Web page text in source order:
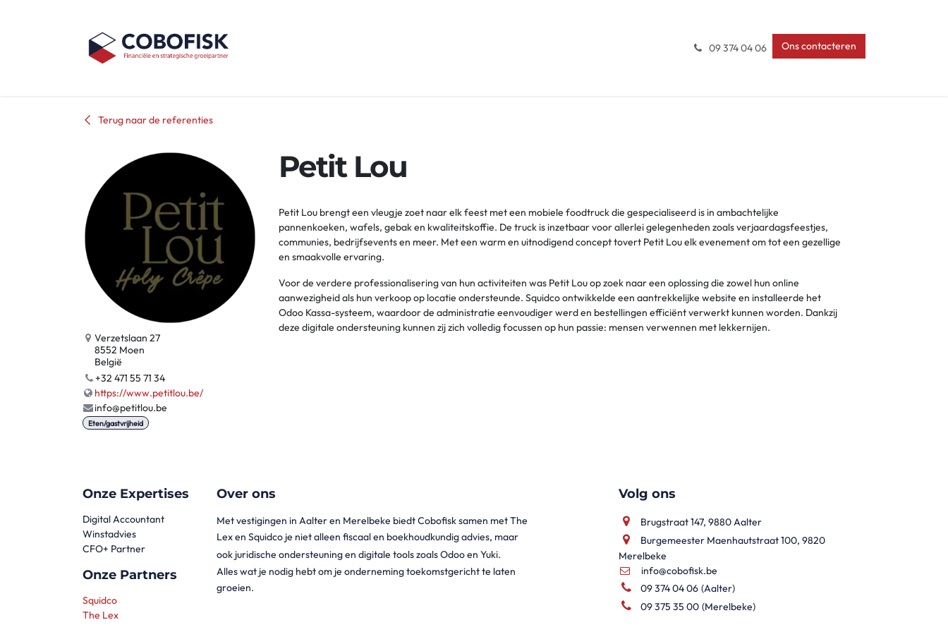
09 374 04 06 Ons contacteren
Terug naar de referenties
Verzetslaan 27
8552 Moen
België
+32 471 55 71 34
https://www.petitlou.be/
info@petitlou.be
Eten/gastvrijheid
Petit Lou
Petit Lou brengt een vleugje zoet naar elk feest met een mobiele foodtruck die gespecialiseerd is in ambachtelijke
pannenkoeken, wafels, gebak en kwaliteitskoffie. De truck is inzetbaar voor allerlei gelegenheden zoals verjaardagsfeestjes,
communies, bedrijfsevents en meer. Met een warm en uitnodigend concept tovert Petit Lou elk evenement om tot een gezellige
en smaakvolle ervaring.
Voor de verdere professionalisering van hun activiteiten was Petit Lou op zoek naar een oplossing die zowel hun online
aanwezigheid als hun verkoop op locatie ondersteunde. Squidco ontwikkelde een aantrekkelijke website en installeerde het
Odoo Kassa-systeem, waardoor de administratie eenvoudiger werd en bestellingen efficiënt verwerkt kunnen worden. Dankzij
deze digitale ondersteuning kunnen zij zich volledig focussen op hun passie: mensen verwennen met lekkernijen.
Onze Expertises
Digital Accountant
Winstadvies
CFO+ Partner
Onze Partners
Squidco
The Lex
Over ons
Met vestigingen in Aalter en Merelbeke biedt Cobofisk samen met The
Lex en Squidco je niet alleen fiscaal en boekhoudkundig advies, maar
ook juridische ondersteuning en digitale tools zoals Odoo en Yuki.
Alles wat je nodig hebt om je onderneming toekomstgericht te laten
groeien.
Volg ons
Brugstraat 147, 9880 Aalter
Burgemeester Maenhautstraat 100, 9820
Merelbeke
info@cobofisk.be
09 374 04 06 (Aalter)
09 375 35 00 (Merelbeke)